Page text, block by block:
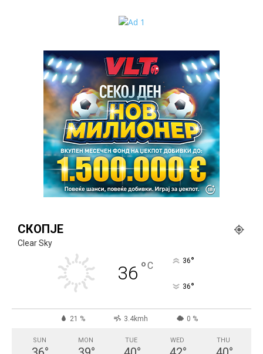
СКОПЈЕ
Clear Sky
36 °C 36°
36°
21 % 3.4kmh 0 %
SUN MON TUE WED THU